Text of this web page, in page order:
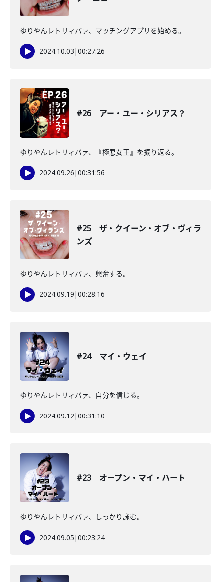
ゆりやんレトリィバァ、マッチングアプリを始める。
2024.10.03 |00:27:26
#26 アー・ユー・シリアス？
ゆりやんレトリィバァ、『極悪女王』を振り返る。
2024.09.26 |00:31:56
#25 ザ・クイーン・オブ・ヴィラ
ンズ
ゆりやんレトリィバァ、興奮する。
2024.09.19 |00:28:16
#24 マイ・ウェイ
ゆりやんレトリィバァ、自分を信じる。
2024.09.12|00:31:10
#23 オープン・マイ・ハート
ゆりやんレトリィバァ、しっかり詠む。
2024.09.05 |00:23:24